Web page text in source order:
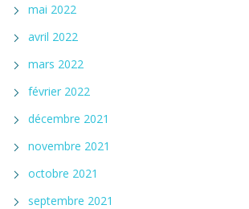
mai 2022
avril 2022
mars 2022
février 2022
décembre 2021
novembre 2021
octobre 2021
septembre 2021